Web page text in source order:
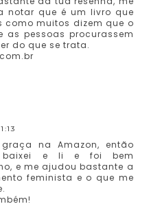
notar que é um livro que
muitos dizem que o
as pessoas procurassem
do que se trata.
na Amazon, então
baixei e li e foi bem
e me ajudou bastante a
feminista e o que me